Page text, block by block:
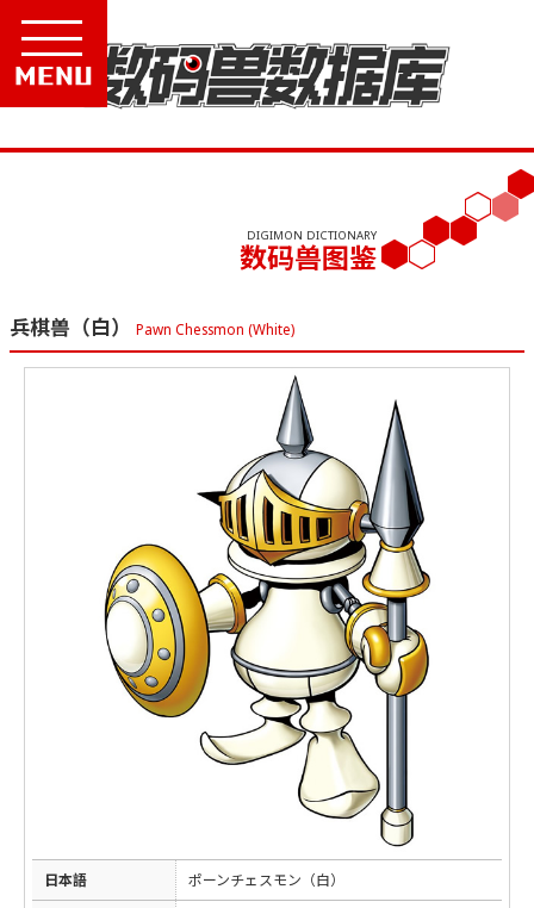
DIGIMON DICTIONARY
数码兽图鉴
兵棋兽（白） Pawn Chessmon (White)
日本語
ポーンチェスモン（白）